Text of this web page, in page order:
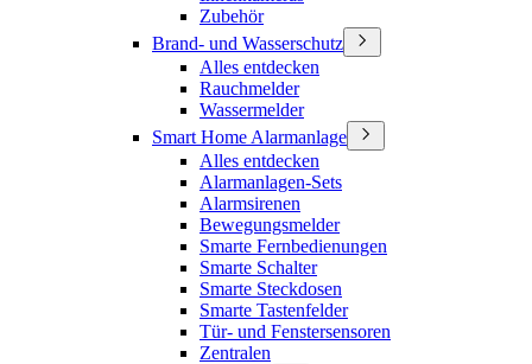
Zubehör
Brand- und Wasserschutz
Alles entdecken
Rauchmelder
Wassermelder
Smart Home Alarmanlage
Alles entdecken
Alarmanlagen-Sets
Alarmsirenen
Bewegungsmelder
Smarte Fernbedienungen
Smarte Schalter
Smarte Steckdosen
Smarte Tastenfelder
Tür- und Fenstersensoren
Zentralen